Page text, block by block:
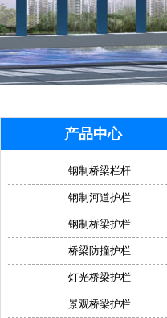
产品中心
钢制桥梁栏杆
钢制河道护栏
钢制桥梁护栏
桥梁防撞护栏
灯光桥梁护栏
景观桥梁护栏